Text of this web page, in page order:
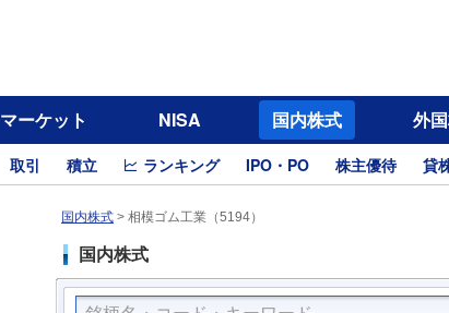
マーケット NISA 国内株式 外
取引 積立 ランキング IPO・PO 株主優待 貸
国内株式 > 相模ゴム工業（5194）
国内株式